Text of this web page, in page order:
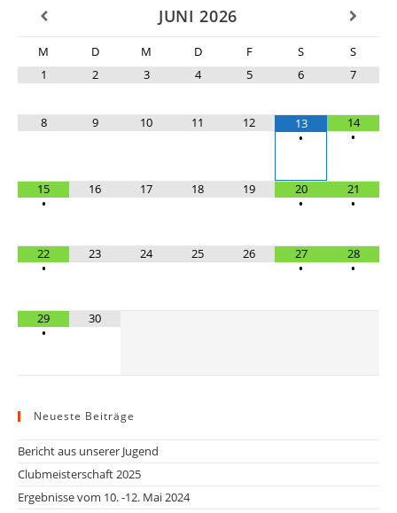
JUNI 2026
M D M D F S
S
1
2 3 4 5 6 7
8 9 10 11 12
13
•
14
•
15
•
16 17 18 19
20
•
21
•
22
•
23 24 25 26
27
•
28
•
29
•
30
Neueste Beiträge
Bericht aus unserer Jugend
Clubmeisterschaft 2025
Ergebnisse vom 10. -12. Mai 2024